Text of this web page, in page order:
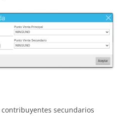
secundarios